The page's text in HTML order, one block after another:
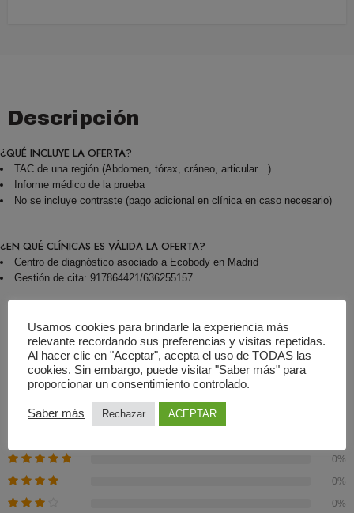
Descripción
¿QUÉ INCLUYE LA OFERTA?
TAC de una región (Abdomen, tórax, cráneo, articular…)
Informe médico de la prueba
No se incluye contraste (pago adicional en clínica en caso necesario)
¿EN QUÉ CLÍNICAS ES VÁLIDA LA OFERTA?
Centro de diagnóstico asociado a Ecobody en Madrid
Gestión de cita: 917864421/636255157
Valoraciones (0)
Basado En 0 Valoraciones
0.00 Promedio
0%
0%
0%
Usamos cookies para brindarle la experiencia más
relevante recordando sus preferencias y visitas repetidas.
Al hacer clic en "Aceptar", acepta el uso de TODAS las
cookies. Sin embargo, puede visitar "Saber más" para
proporcionar un consentimiento controlado.
Saber más Rechazar ACEPTAR